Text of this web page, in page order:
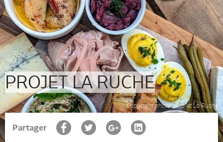
PROJET LA RUCHE
Copyright photo : Projet La Ruche
Partager